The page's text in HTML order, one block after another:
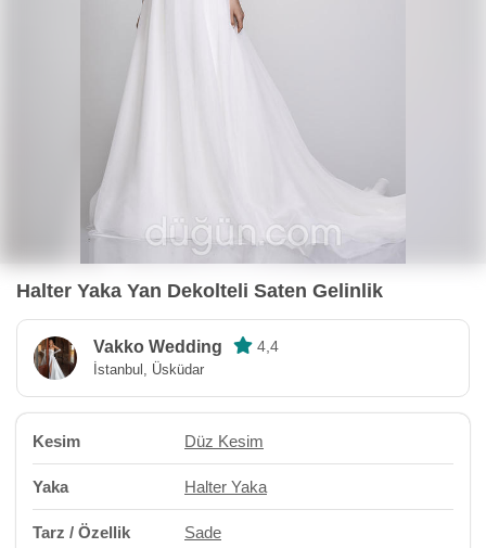
Halter Yaka Yan Dekolteli Saten Gelinlik
Vakko Wedding 4,4
İstanbul, Üsküdar
Kesim Düz Kesim
Yaka Halter Yaka
Tarz / Özellik Sade